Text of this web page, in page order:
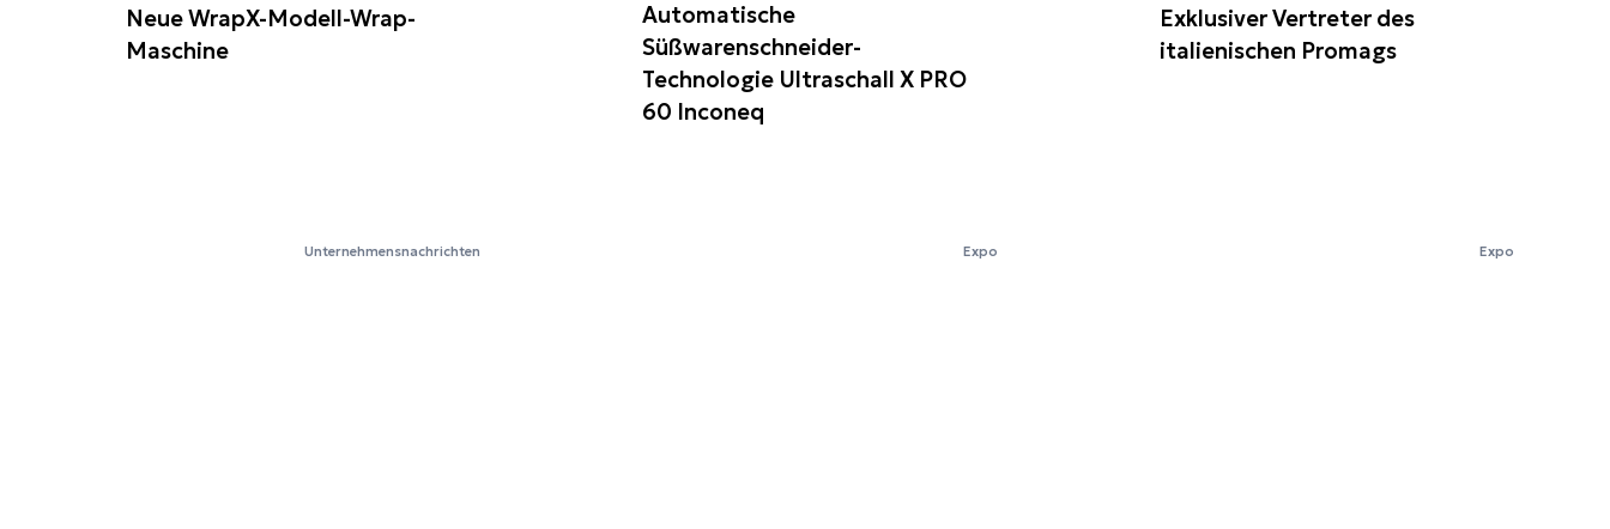
Neue WrapX-Modell-Wrap-
Maschine
Automatische
Süßwarenschneider-
Technologie Ultraschall X PRO
60 Inconeq
Exklusiver Vertreter des
italienischen Promags
Unternehmensnachrichten Expo Expo